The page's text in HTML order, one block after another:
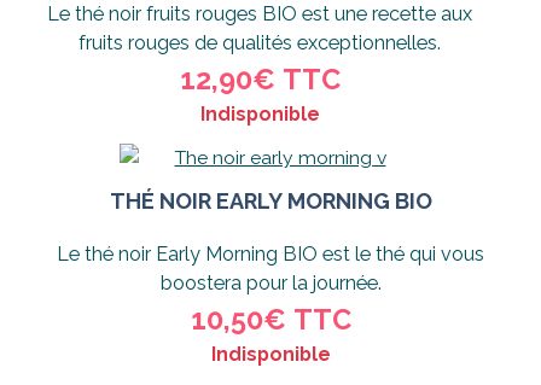
Le thé noir fruits rouges BIO est une recette aux
fruits rouges de qualités exceptionnelles.
12,90€ TTC
Indisponible
THÉ NOIR EARLY MORNING BIO
Le thé noir Early Morning BIO est le thé qui vous
boostera pour la journée.
10,50€ TTC
Indisponible